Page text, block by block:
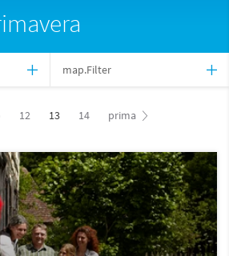
map.Filter
12 13 14 prima